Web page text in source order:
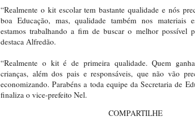
“Realmente o kit escolar tem bastante qualidade e nós
boa Educação, mas, qualidade também nos materiais
estamos trabalhando a fim de buscar o melhor possível
destaca Alfredão.
“Realmente o kit é de primeira qualidade. Quem
crianças, além dos pais e responsáveis, que não vão
economizando. Parabéns a toda equipe da Secretaria de
finaliza o vice-prefeito Nel.
COMPARTILHE